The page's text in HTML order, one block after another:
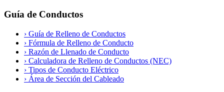
Guía de Conductos
› Guía de Relleno de Conductos
› Fórmula de Relleno de Conducto
› Razón de Llenado de Conducto
› Calculadora de Relleno de Conductos (NEC)
› Tipos de Conducto Eléctrico
› Área de Sección del Cableado